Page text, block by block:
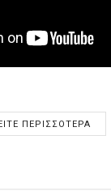
ΠΕΡΙΣΣΟΤΕΡΑ